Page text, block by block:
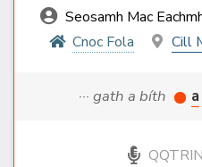
Seosamh Mac
Cnoc Fola
Cill
··· gath a bíth a